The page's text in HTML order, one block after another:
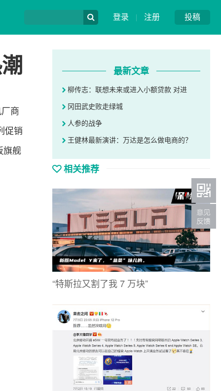
投稿
登录 | 注册
商
促销
旗舰
最新文章
柳传志：联想未来或进入小额贷款 对进
冈田武史败走绿城
人参的战争
王健林最新演讲：万达是怎么做电商的？
相关推荐
“特斯拉又割了我 7 万块”